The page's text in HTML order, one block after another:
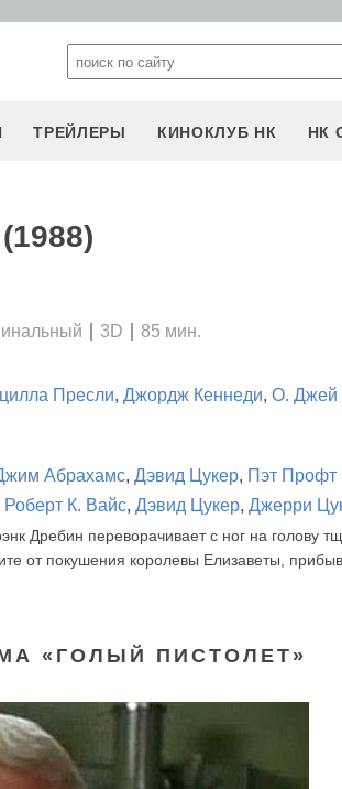
ТРЕЙЛЕРЫ КИНОКЛУБ НК НК
3D
85 мин.
Пресли, Джордж Кеннеди, О. Джей
Абрахамс, Дэвид Цукер, Пэт Профт
Роберт К. Вайс, Дэвид Цукер, Джерри
Дребин переворачивает с ног на голову
от покушения королевы Елизаветы,
«ГОЛЫЙ ПИСТОЛЕТ»